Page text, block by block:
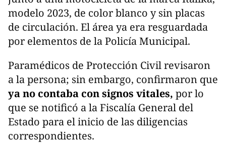
modelo 2023, de color blanco y sin placas
de circulación. El área ya era resguardada
por elementos de la Policía Municipal.
Paramédicos de Protección Civil revisaron
a la persona; sin embargo, confirmaron que
ya no contaba con signos vitales, por lo
que se notificó a la Fiscalía General del
Estado para el inicio de las diligencias
correspondientes.